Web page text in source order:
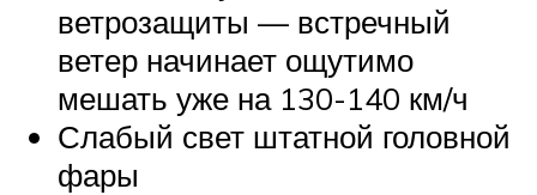
ветрозащиты — встречный
ветер начинает ощутимо
мешать уже на 130-140 км/ч
Слабый свет штатной головной
фары